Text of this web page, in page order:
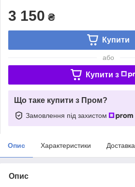
3 150 ₴
Купити
або
Купити з
Що таке купити з Пром?
Замовлення під захистом
Опис Характеристики Доставка
Опис